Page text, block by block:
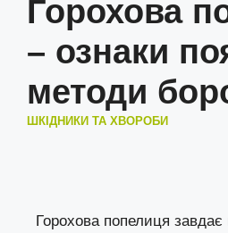
Горохова
– ознаки
методи
ШКІДНИКИ ТА ХВОРОБИ
Горохова попелиця